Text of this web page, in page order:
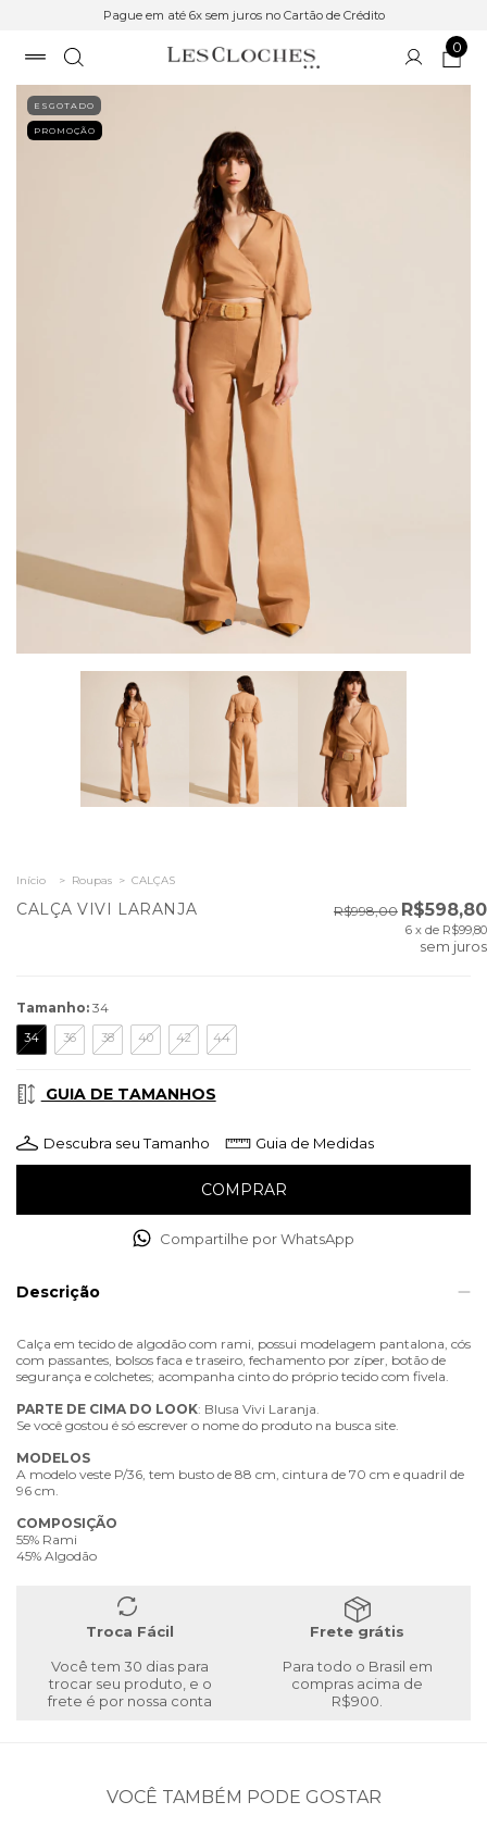
Pague em até 6x sem juros no Cartão de Crédito
0
ESGOTADO
PROMOÇÃO
Início > Roupas > CALÇAS
CALÇA VIVI LARANJA R$998,00 R$598,80
6 x de R$99,80
sem juros
Tamanho: 34
34 36 38 40 42 44
GUIA DE TAMANHOS
Descubra seu Tamanho Guia de Medidas
Compartilhe por WhatsApp
Descrição
Calça em tecido de algodão com rami, possui modelagem pantalona, cós
com passantes, bolsos faca e traseiro, fechamento por zíper, botão de
segurança e colchetes; acompanha cinto do próprio tecido com fivela.
PARTE DE CIMA DO LOOK: Blusa Vivi Laranja.
Se você gostou é só escrever o nome do produto na busca site.
MODELOS
A modelo veste P/36, tem busto de 88 cm, cintura de 70 cm e quadril de
96 cm.
COMPOSIÇÃO
55% Rami
45% Algodão
Troca Fácil
Você tem 30 dias para
trocar seu produto, e o
frete é por nossa conta
Frete grátis
Para todo o Brasil em
compras acima de
R$900.
VOCÊ TAMBÉM PODE GOSTAR